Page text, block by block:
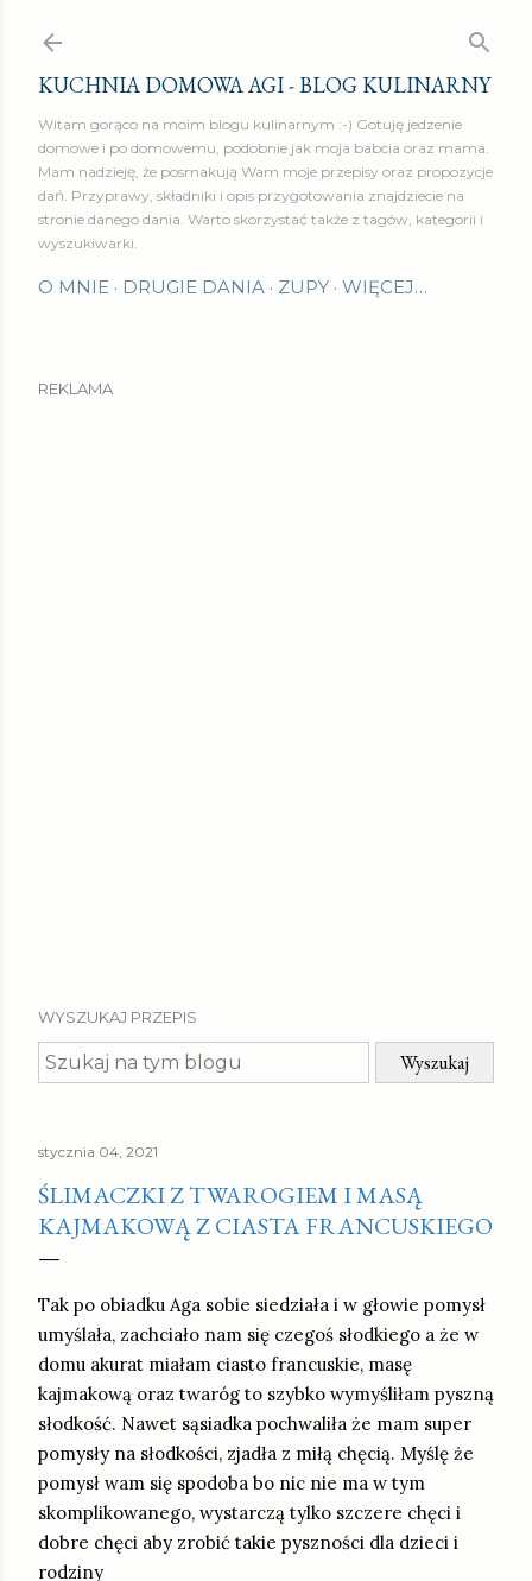
KUCHNIA DOMOWA AGI - BLOG KULINARNY
Witam gorąco na moim blogu kulinarnym :-) Gotuję jedzenie
domowe i po domowemu, podobnie jak moja babcia oraz mama.
Mam nadzieję, że posmakują Wam moje przepisy oraz propozycje
dań. Przyprawy, składniki i opis przygotowania znajdziecie na
stronie danego dania. Warto skorzystać także z tagów, kategorii i
wyszukiwarki.
O MNIE DRUGIE DANIA ZUPY WIĘCEJ…
REKLAMA
WYSZUKAJ PRZEPIS
stycznia 04, 2021
ŚLIMACZKI Z TWAROGIEM I MASĄ
KAJMAKOWĄ Z CIASTA FRANCUSKIEGO
Tak po obiadku Aga sobie siedziała i w głowie pomysł
umyślała, zachciało nam się czegoś słodkiego a że w
domu akurat miałam ciasto francuskie, masę
kajmakową oraz twaróg to szybko wymyśliłam pyszną
słodkość. Nawet sąsiadka pochwaliła że mam super
pomysły na słodkości, zjadła z miłą chęcią. Myślę że
pomysł wam się spodoba bo nic nie ma w tym
skomplikowanego, wystarczą tylko szczere chęci i
dobre chęci aby zrobić takie pyszności dla dzieci i
rodziny